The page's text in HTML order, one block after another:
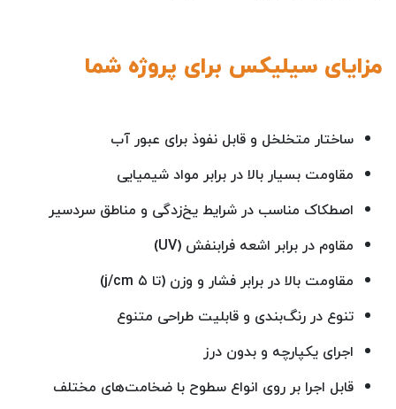
مزایای سیلیکس برای پروژه شما
ساختار متخلخل و قابل نفوذ برای عبور آب
مقاومت بسیار بالا در برابر مواد شیمیایی
اصطکاک مناسب در شرایط یخ‌زدگی و مناطق سردسیر
مقاوم در برابر اشعه فرابنفش (UV)
مقاومت بالا در برابر فشار و وزن (تا ۵ j/cm)
تنوع در رنگ‌بندی و قابلیت طراحی متنوع
اجرای یکپارچه و بدون درز
قابل اجرا بر روی انواع سطوح با ضخامت‌های مختلف